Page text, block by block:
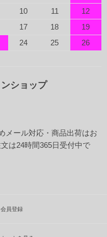
10 11
12
17 18
19
24 25
26
ショップ
メール対応・商品出荷はお
は24時間365日受付中で
会員登録